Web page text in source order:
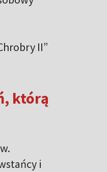
II”
którą
i